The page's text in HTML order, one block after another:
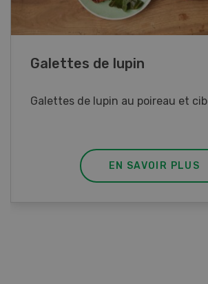
Rouleaux de printemps
Rouleaux de printemps aux poulet
EN SAVOIR PLUS